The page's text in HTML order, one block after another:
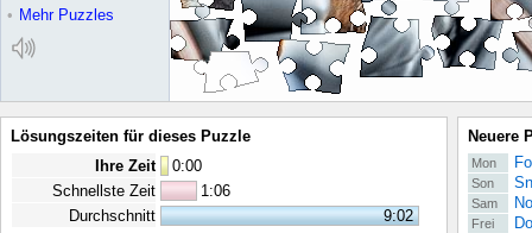
• Mehr Puzzles
Lösungszeiten für dieses Puzzle
Ihre Zeit
0:00
Schnellste Zeit
1:06
Durchschnitt
9:02
Neuere
Mon
Son
Sam
Frei